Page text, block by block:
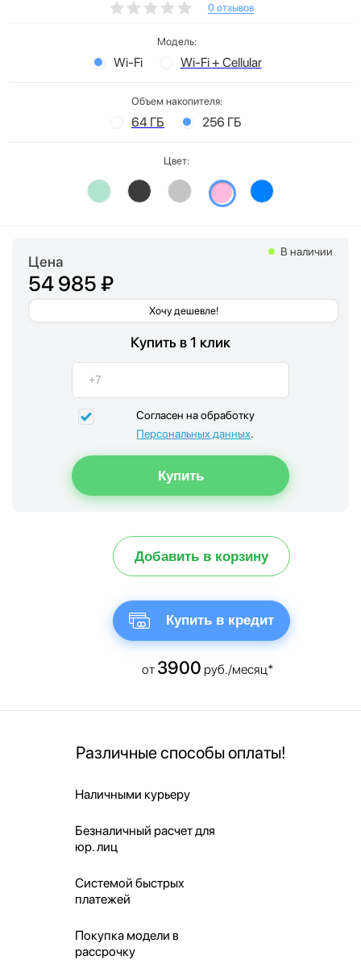
0 отзывов
Модель:
Wi-Fi Wi-Fi + Cellular
Объем накопителя:
64 ГБ 256 ГБ
Цвет:
Цена
54 985 ₽
Хочу дешевле!
В наличии
Купить в 1 клик
Согласен на обработку
Персональных данных.
Добавить в корзину
Купить в кредит
от 3900 руб./месяц*
Различные способы оплаты!
Наличными курьеру
Безналичный расчет для
юр. лиц
Системой быстрых
платежей
Покупка модели в
рассрочку